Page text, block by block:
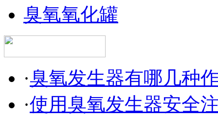
臭氧氧化罐
·臭氧发生器有哪几种
·使用臭氧发生器安全